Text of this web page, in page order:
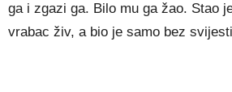
ga i zgazi ga. Bilo mu ga žao. Stao
vrabac živ, a bio je samo bez